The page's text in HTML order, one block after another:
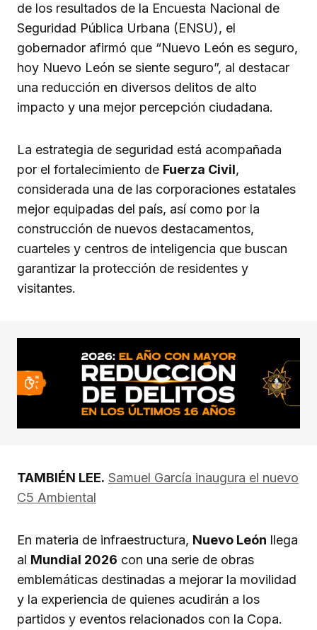
de los resultados de la Encuesta Nacional de
Seguridad Pública Urbana (ENSU), el
gobernador afirmó que “Nuevo León es seguro,
hoy Nuevo León se siente seguro”, al destacar
una reducción en diversos delitos de alto
impacto y una mejor percepción ciudadana.
La estrategia de seguridad está acompañada
por el fortalecimiento de Fuerza Civil,
considerada una de las corporaciones estatales
mejor equipadas del país, así como por la
construcción de nuevos destacamentos,
cuarteles y centros de inteligencia que buscan
garantizar la protección de residentes y
visitantes.
TAMBIÉN LEE. Samuel García inaugura el nuevo
C5 Ambiental
En materia de infraestructura, Nuevo León llega
al Mundial 2026 con una serie de obras
emblemáticas destinadas a mejorar la movilidad
y la experiencia de quienes acudirán a los
partidos y eventos relacionados con la Copa.